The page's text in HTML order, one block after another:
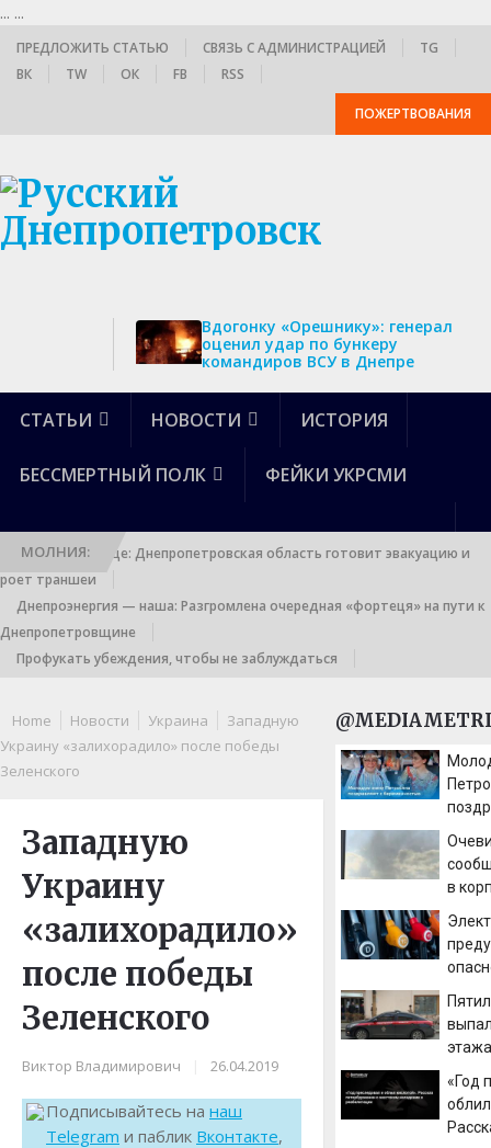
... ...
ПРЕДЛОЖИТЬ СТАТЬЮ СВЯЗЬ С АДМИНИСТРАЦИЕЙ
TG
ВК
TW ОК FB RSS
ПОЖЕРТВОВАНИЯ
Вдогонку «Орешнику»: генерал
оценил удар по бункеру
командиров ВСУ в Днепре
СТАТЬИ НОВОСТИ ИСТОРИЯ
БЕССМЕРТНЫЙ ПОЛК ФЕЙКИ УКРСМИ
МОЛНИЯ:
Выход к границе: Днепропетровская область готовит эвакуацию и
роет траншеи
Днепроэнергия — наша: Разгромлена очередная «фортеця» на пути к
Днепропетровщине
Профукать убеждения, чтобы не заблуждаться
Home Новости Украина
Западную
Украину «залихорадило» после победы
Зеленского
Западную
Украину
«залихорадило»
после победы
Зеленского
Виктор Владимирович 26.04.2019
Подписывайтесь на наш
Telegram и паблик Вконтакте,
в
«Год